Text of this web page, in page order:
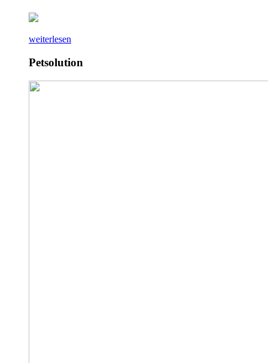
weiterlesen
Petsolution